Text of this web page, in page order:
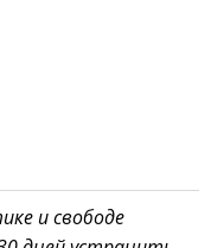
и свободе